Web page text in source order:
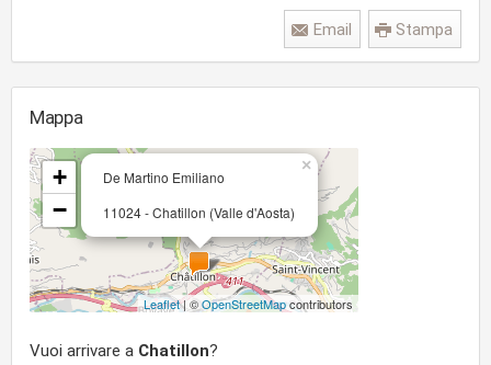
Stampa
Email
Mappa
De Martino Emiliano
11024 - Chatillon (Valle d'Aosta)
×
+
−
Leaflet| ©OpenStreetMapcontributors
Vuoi arrivare a Chatillon?